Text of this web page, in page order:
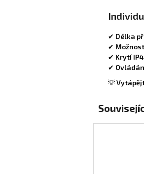
✔ Délka
✔
✔ Krytí
✔
💡